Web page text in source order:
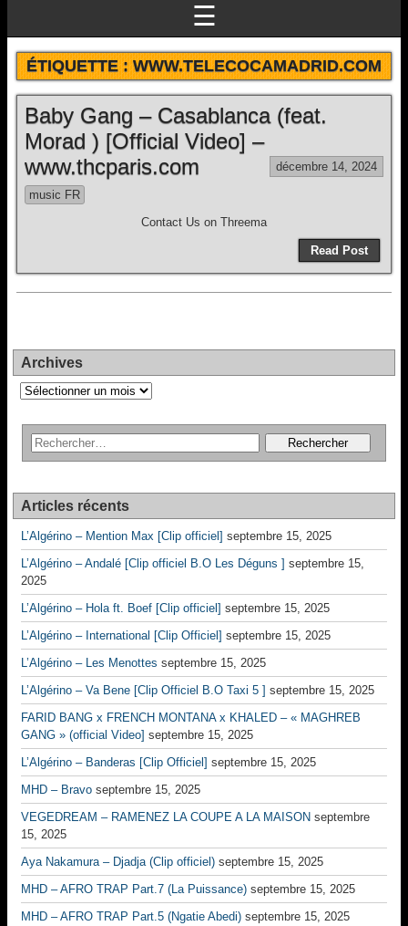
☰
ÉTIQUETTE :WWW.TELECOCAMADRID.COM
Baby Gang – Casablanca (feat.
Morad ) [Official Video] –
www.thcparis.com
décembre 14, 2024
music FR
Contact Us on Threema
Read Post
Archives
Archives
Articles récents
L’Algérino – Mention Max [Clip officiel] septembre 15, 2025
L’Algérino – Andalé [Clip officiel B.O Les Déguns ] septembre 15,
2025
L’Algérino – Hola ft. Boef [Clip officiel] septembre 15, 2025
L’Algérino – International [Clip Officiel] septembre 15, 2025
L’Algérino – Les Menottes septembre 15, 2025
L’Algérino – Va Bene [Clip Officiel B.O Taxi 5 ] septembre 15, 2025
FARID BANG x FRENCH MONTANA x KHALED – « MAGHREB
GANG » (official Video] septembre 15, 2025
L’Algérino – Banderas [Clip Officiel] septembre 15, 2025
MHD – Bravo septembre 15, 2025
VEGEDREAM – RAMENEZ LA COUPE A LA MAISON septembre
15, 2025
Aya Nakamura – Djadja (Clip officiel) septembre 15, 2025
MHD – AFRO TRAP Part.7 (La Puissance) septembre 15, 2025
MHD – AFRO TRAP Part.5 (Ngatie Abedi) septembre 15, 2025